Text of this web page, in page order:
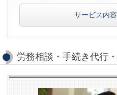
サービス内
労務相談・手続き代行